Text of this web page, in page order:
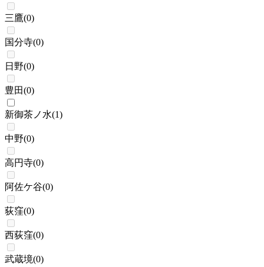
三鷹(0)
国分寺(0)
日野(0)
豊田(0)
新御茶ノ水(1)
中野(0)
高円寺(0)
阿佐ケ谷(0)
荻窪(0)
西荻窪(0)
武蔵境(0)